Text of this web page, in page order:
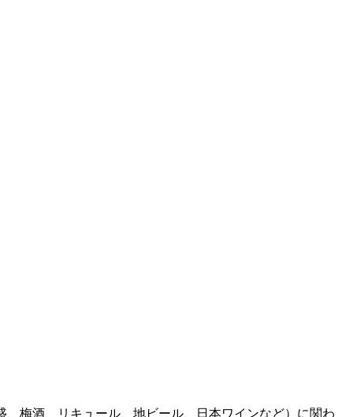
、梅酒、リキュール、地ビール、日本ワインなど）に関わ